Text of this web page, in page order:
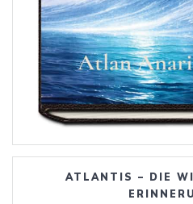
ATLANTIS – DIE